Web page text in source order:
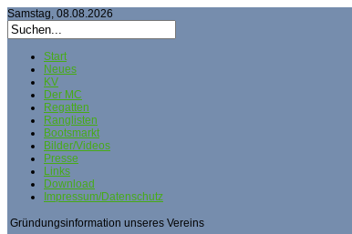
Samstag, 08.08.2026
Start
Neues
KV
Der MC
Regatten
Ranglisten
Bootsmarkt
Bilder/Videos
Presse
Links
Download
Impressum/Datenschutz
Gründungsinformation unseres Vereins